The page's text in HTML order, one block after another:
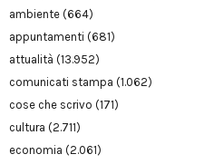
ambiente (664)
appuntamenti (681)
attualità (13.952)
comunicati stampa (1.062)
cose che scrivo (171)
cultura (2.711)
economia (2.061)